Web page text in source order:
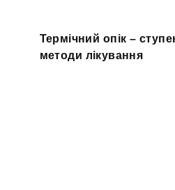
Термічний опік –
методи лікування